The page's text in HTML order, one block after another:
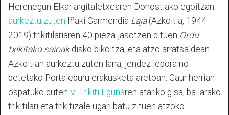
Herenegun Elkar argitaletxearen Donostiako egoitzan
aurkeztu zuten Iñaki Garmendia Laja(Azkoitia, 1944-
2019) trikitilariaren 40 pieza jasotzen dituen Ordu
txikitako saioakdisko bikoitza, eta atzo arratsaldean
Azkoitian aurkeztu zuten lana, jendez leporaino
betetako Portaleburu erakusketa aretoan. Gaur herrian
ospatuko duten V. Trikiti Egunaren atariko gisa, bailarako
trikitilari eta trikitizale ugari batu zituen atzoko